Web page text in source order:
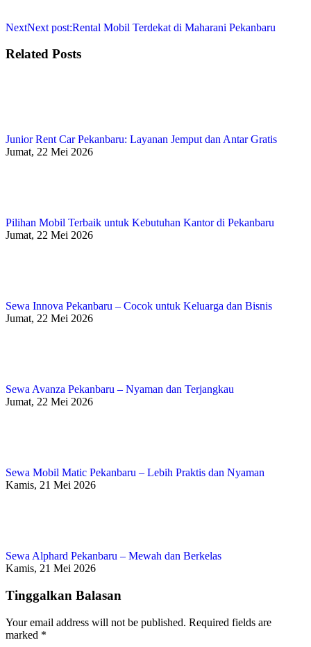
NextNext post:Rental Mobil Terdekat di Maharani Pekanbaru
Related Posts
Junior Rent Car Pekanbaru: Layanan Jemput dan Antar Gratis
Jumat, 22 Mei 2026
Pilihan Mobil Terbaik untuk Kebutuhan Kantor di Pekanbaru
Jumat, 22 Mei 2026
Sewa Innova Pekanbaru – Cocok untuk Keluarga dan Bisnis
Jumat, 22 Mei 2026
Sewa Avanza Pekanbaru – Nyaman dan Terjangkau
Jumat, 22 Mei 2026
Sewa Mobil Matic Pekanbaru – Lebih Praktis dan Nyaman
Kamis, 21 Mei 2026
Sewa Alphard Pekanbaru – Mewah dan Berkelas
Kamis, 21 Mei 2026
Tinggalkan Balasan
Your email address will not be published. Required fields are
marked *